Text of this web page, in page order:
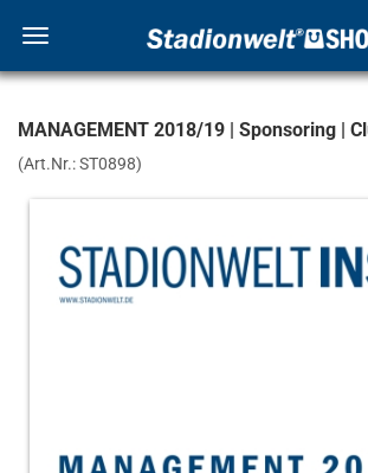
MANAGEMENT 2018/19 | Sponsoring |
(Art.Nr.:ST0898)